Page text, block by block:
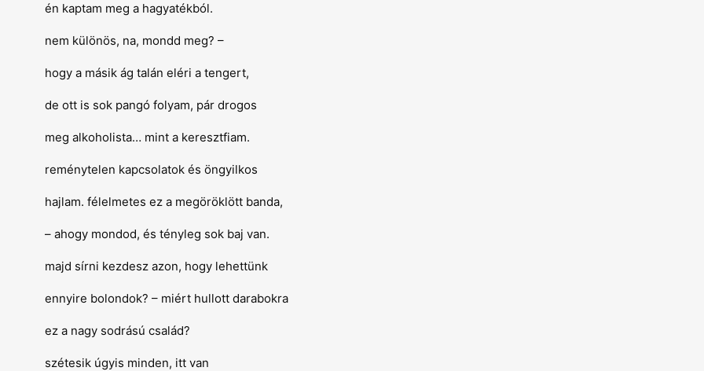
én kaptam meg a hagyatékból.
nem különös, na, mondd meg? –
hogy a másik ág talán eléri a tengert,
de ott is sok pangó folyam, pár drogos
meg alkoholista… mint a keresztfiam.
reménytelen kapcsolatok és öngyilkos
hajlam. félelmetes ez a megöröklött banda,
– ahogy mondod, és tényleg sok baj van.
majd sírni kezdesz azon, hogy lehettünk
ennyire bolondok? – miért hullott darabokra
ez a nagy sodrású család?
szétesik úgyis minden, itt van